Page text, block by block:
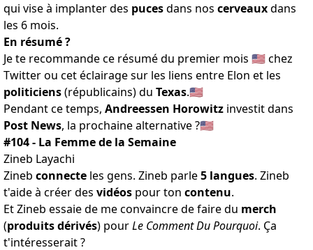
qui vise à implanter des pucesdans nos cerveauxdans
les 6 mois.
En résumé ?
Je te recommande ce résumé du premier mois 🇺🇸 chez
Twitter ou cet éclairage sur les liens entre Elon et les
politiciens(républicains) du Texas.🇺🇸
Pendant ce temps, Andreessen Horowitz investit dans
Post News, la prochaine alternative?🇺🇸
#104 - La Femme de la Semaine
Zineb Layachi
Zineb connecte les gens. Zineb parle5 langues. Zineb
t'aide à créer des vidéos pour ton contenu.
Et Zineb essaie de me convaincre de faire du merch
(produits dérivés) pourLe Comment Du Pourquoi. Ça
t'intéresserait ?